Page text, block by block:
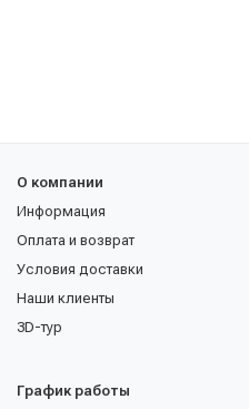
О компании
Информация
Оплата и возврат
Условия доставки
Наши клиенты
3D-тур
График работы